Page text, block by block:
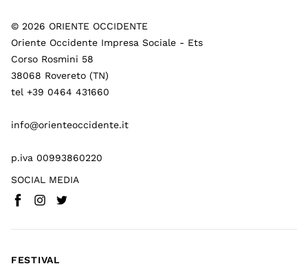
© 2026 ORIENTE OCCIDENTE
Oriente Occidente Impresa Sociale - Ets
Corso Rosmini 58
38068 Rovereto (TN)
tel +39 0464 431660
info@orienteoccidente.it
p.iva 00993860220
SOCIAL MEDIA
Facebook(
Instagram
Twitter
FESTIVAL